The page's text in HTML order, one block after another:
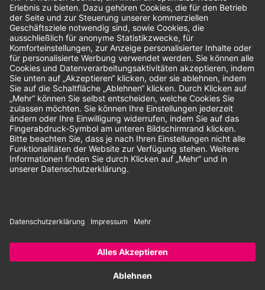
Bewertungen
Unsere Zahlungsarten:
Rechnung SEPA-Lastschrift Vorkasse